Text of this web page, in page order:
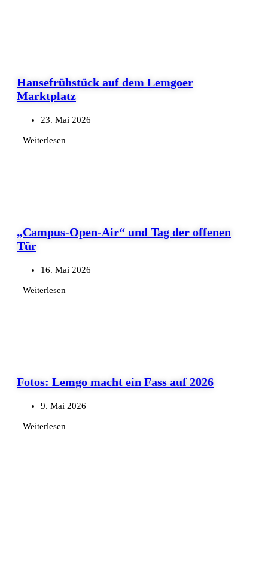
Hansefrühstück auf dem Lemgoer
Marktplatz
23. Mai 2026
Weiterlesen
„Campus-Open-Air“ und Tag der offenen
Tür
16. Mai 2026
Weiterlesen
Fotos: Lemgo macht ein Fass auf 2026
9. Mai 2026
Weiterlesen